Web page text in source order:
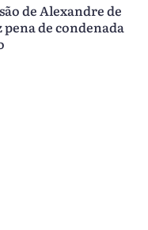
de Alexandre de
pena de condenada